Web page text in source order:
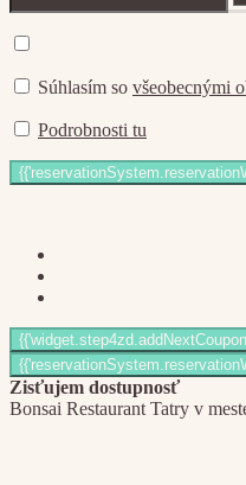
Súhlasím so všeobecnými
Podrobnosti tu
Zisťujem dostupnosť
Bonsai Restaurant Tatry v